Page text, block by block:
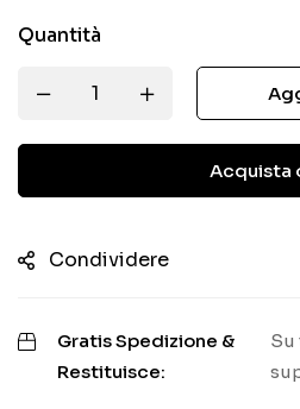
Quantità
Acquista
Condividere
Gratis Spedizione &
Restituisce: